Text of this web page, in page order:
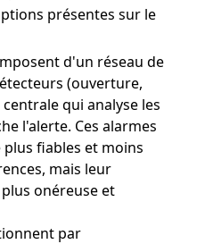
présentes sur le
d'un réseau de
(ouverture,
qui analyse les
l'alerte. Ces alarmes
fiables et moins
mais leur
onéreuse et
par